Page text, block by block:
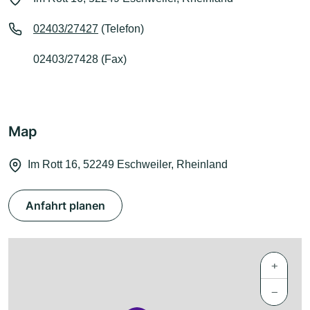
02403/27427 (Telefon)
02403/27428 (Fax)
Map
Im Rott 16, 52249 Eschweiler, Rheinland
Anfahrt planen
+
−